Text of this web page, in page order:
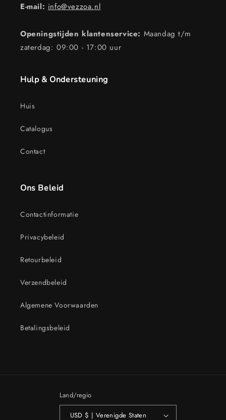
E-mail: info@vezzoa.nl
Openingstijden klantenservice: Maandag t/m
zaterdag: 09:00 - 17:00 uur
Hulp & Ondersteuning
Huis
Catalogus
Contact
Ons Beleid
Contactinformatie
Privacybeleid
Retourbeleid
Verzendbeleid
Algemene Voorwaarden
Betalingsbeleid
Land/regio
USD $ | Verenigde Staten